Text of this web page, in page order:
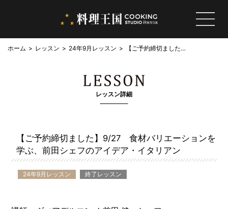
ホーム レッスン 24年9月レッスン
【ご予約締切ました】
ェフのアイデア・イタ
リアン
レッスン詳細
【ご予約締切ました】9/27 食材バリエーションを
学ぶ、前田シェフのアイデア・イタリアン
24年9月レッスン 終了レッスン